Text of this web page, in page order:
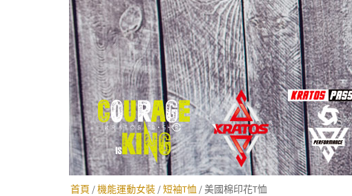
首頁 /機能運動女裝 /短袖T恤 / 美國棉印花T恤